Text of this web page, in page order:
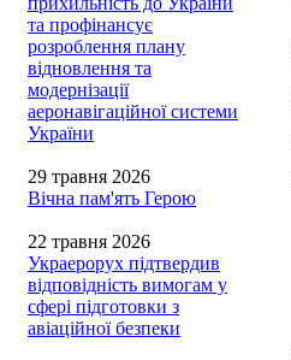
та профінансує
розроблення плану
відновлення та
модернізації
аеронавігаційної системи
України
29 травня 2026
Вічна пам'ять Герою
22 травня 2026
Украерорух підтвердив
відповідність вимогам у
сфері підготовки з
авіаційної безпеки